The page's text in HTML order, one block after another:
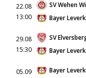
22.08
13:00
SV Wehen
Bayer
29.08
15:30
SV
Bayer
05.09
Bayer